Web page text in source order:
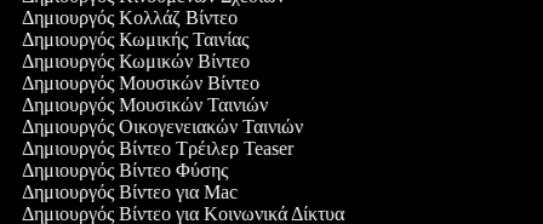
Δημιουργός Κολλάζ Βίντεο
Δημιουργός Κωμικής Ταινίας
Δημιουργός Κωμικών Βίντεο
Δημιουργός Μουσικών Βίντεο
Δημιουργός Μουσικών Ταινιών
Δημιουργός Οικογενειακών Ταινιών
Δημιουργός Βίντεο Τρέιλερ Teaser
Δημιουργός Βίντεο Φύσης
Δημιουργός Βίντεο για Mac
Δημιουργός Βίντεο για Κοινωνικά Δίκτυα